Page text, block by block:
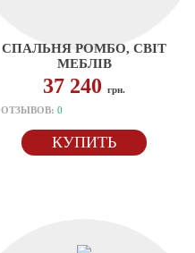
СПАЛЬНЯ РОМБО, СВІТ
МЕБЛІВ
37 240 грн.
ОТЗЫВОВ: 0
КУПИТЬ